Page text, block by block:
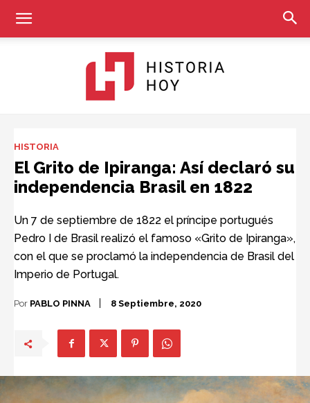
Hoy
HISTORIA
El Grito de Ipiranga: Así declaró su
independencia Brasil en 1822
Un 7 de septiembre de 1822 el príncipe portugués
Pedro I de Brasil realizó el famoso «Grito de Ipiranga»,
con el que se proclamó la independencia de Brasil del
Imperio de Portugal.
Por PABLO PINNA 8 Septiembre, 2020